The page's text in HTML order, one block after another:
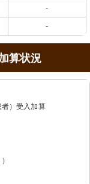
-
-
算状況
）受入加算